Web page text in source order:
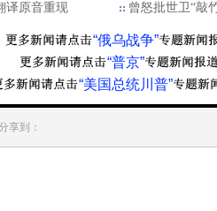
译原音重现
曾怒批世卫“敲
“俄乌战争”
“普京”
“美国总统川普”
享到：